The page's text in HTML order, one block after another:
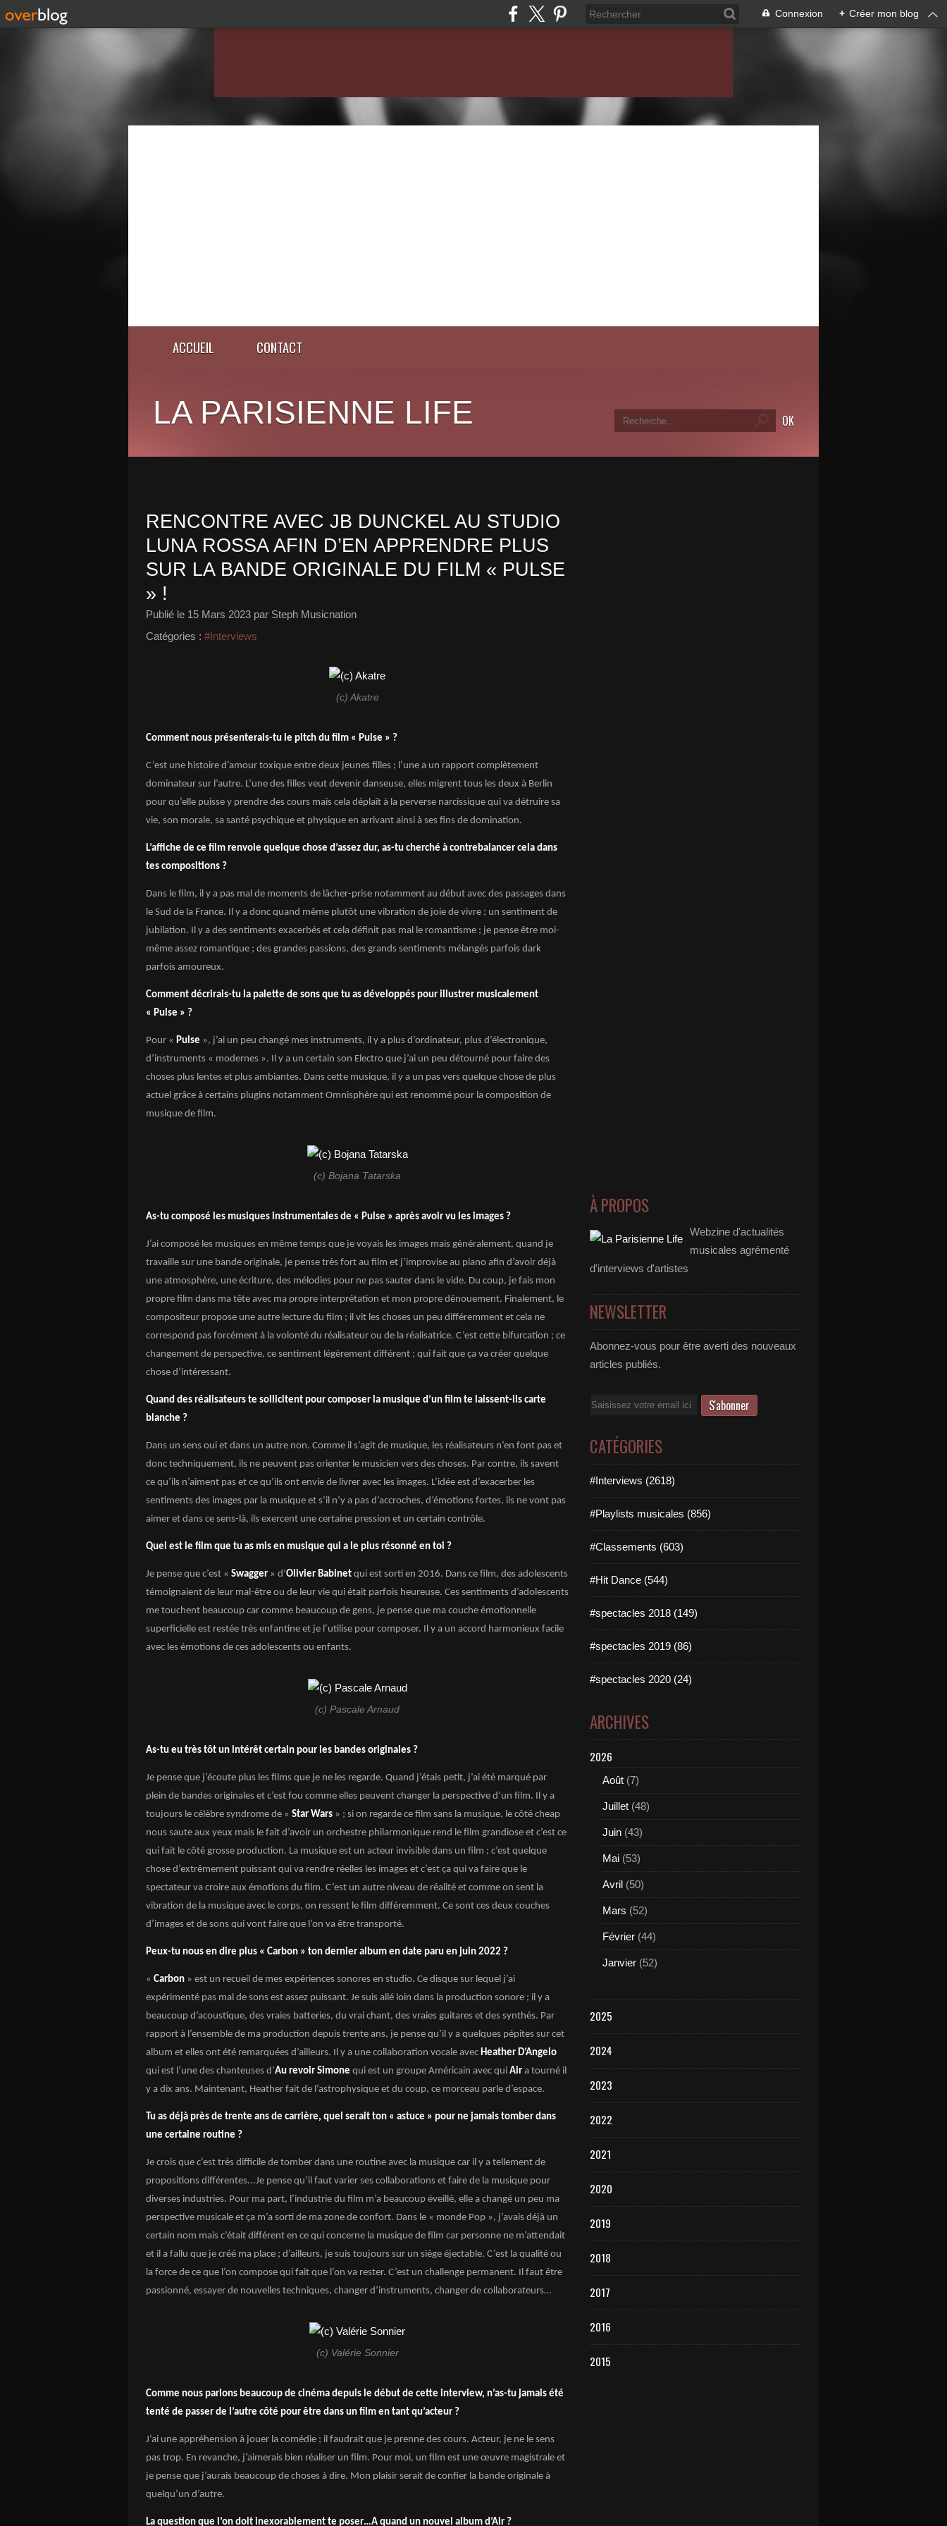
Connexion + Créer mon blog
ACCUEIL CONTACT
LA PARISIENNE LIFE
RENCONTRE AVEC JB DUNCKEL AU STUDIO
LUNA ROSSA AFIN D’EN APPRENDRE PLUS
SUR LA BANDE ORIGINALE DU FILM « PULSE
» !
Publié le 15 Mars 2023 par Steph Musicnation
Catégories : #Interviews
(c) Akatre
Comment nous présenterais-tu le pitch du film « Pulse » ?
C’est une histoire d’amour toxique entre deux jeunes filles ; l’une a un rapport complètement
dominateur sur l’autre. L’une des filles veut devenir danseuse, elles migrent tous les deux à Berlin
pour qu’elle puisse y prendre des cours mais cela déplaît à la perverse narcissique qui va détruire sa
vie, son morale, sa santé psychique et physique en arrivant ainsi à ses fins de domination.
L’affiche de ce film renvoie quelque chose d’assez dur, as-tu cherché à contrebalancer cela dans
tes compositions ?
Dans le film, il y a pas mal de moments de lâcher-prise notamment au début avec des passages dans
le Sud de la France. Il y a donc quand même plutôt une vibration de joie de vivre ; un sentiment de
jubilation. Il y a des sentiments exacerbés et cela définit pas mal le romantisme ; je pense être moi-
même assez romantique ; des grandes passions, des grands sentiments mélangés parfois dark
parfois amoureux.
Comment décrirais-tu la palette de sons que tu as développés pour illustrer musicalement
« Pulse » ?
Pour « Pulse », j’ai un peu changé mes instruments, il y a plus d’ordinateur, plus d’électronique,
d’instruments « modernes ». Il y a un certain son Electro que j’ai un peu détourné pour faire des
choses plus lentes et plus ambiantes. Dans cette musique, il y a un pas vers quelque chose de plus
actuel grâce à certains plugins notamment Omnisphère qui est renommé pour la composition de
musique de film.
(c) Bojana Tatarska
As-tu composé les musiques instrumentales de « Pulse » après avoir vu les images ?
J’ai composé les musiques en même temps que je voyais les images mais généralement, quand je
travaille sur une bande originale, je pense très fort au film et j’improvise au piano afin d’avoir déjà
une atmosphère, une écriture, des mélodies pour ne pas sauter dans le vide. Du coup, je fais mon
propre film dans ma tête avec ma propre interprétation et mon propre dénouement. Finalement, le
compositeur propose une autre lecture du film ; il vit les choses un peu différemment et cela ne
correspond pas forcément à la volonté du réalisateur ou de la réalisatrice. C’est cette bifurcation ; ce
changement de perspective, ce sentiment légèrement différent ; qui fait que ça va créer quelque
chose d’intéressant.
Quand des réalisateurs te sollicitent pour composer la musique d’un film te laissent-ils carte
blanche ?
Dans un sens oui et dans un autre non. Comme il s’agit de musique, les réalisateurs n’en font pas et
donc techniquement, ils ne peuvent pas orienter le musicien vers des choses. Par contre, ils savent
ce qu’ils n’aiment pas et ce qu’ils ont envie de livrer avec les images. L’idée est d’exacerber les
sentiments des images par la musique et s’il n’y a pas d’accroches, d’émotions fortes, ils ne vont pas
aimer et dans ce sens-là, ils exercent une certaine pression et un certain contrôle.
Quel est le film que tu as mis en musique qui a le plus résonné en toi ?
Je pense que c’est « Swagger » d’Olivier Babinet qui est sorti en 2016. Dans ce film, des adolescents
témoignaient de leur mal-être ou de leur vie qui était parfois heureuse. Ces sentiments d’adolescents
me touchent beaucoup car comme beaucoup de gens, je pense que ma couche émotionnelle
superficielle est restée très enfantine et je l’utilise pour composer. Il y a un accord harmonieux facile
avec les émotions de ces adolescents ou enfants.
(c) Pascale Arnaud
As-tu eu très tôt un intérêt certain pour les bandes originales ?
Je pense que j’écoute plus les films que je ne les regarde. Quand j’étais petit, j’ai été marqué par
plein de bandes originales et c’est fou comme elles peuvent changer la perspective d’un film. Il y a
toujours le célèbre syndrome de « Star Wars » ; si on regarde ce film sans la musique, le côté cheap
nous saute aux yeux mais le fait d’avoir un orchestre philarmonique rend le film grandiose et c’est ce
qui fait le côté grosse production. La musique est un acteur invisible dans un film ; c’est quelque
chose d’extrêmement puissant qui va rendre réelles les images et c’est ça qui va faire que le
spectateur va croire aux émotions du film. C’est un autre niveau de réalité et comme on sent la
vibration de la musique avec le corps, on ressent le film différemment. Ce sont ces deux couches
d’images et de sons qui vont faire que l’on va être transporté.
Peux-tu nous en dire plus « Carbon » ton dernier album en date paru en juin 2022 ?
« Carbon » est un recueil de mes expériences sonores en studio. Ce disque sur lequel j’ai
expérimenté pas mal de sons est assez puissant. Je suis allé loin dans la production sonore ; il y a
beaucoup d’acoustique, des vraies batteries, du vrai chant, des vraies guitares et des synthés. Par
rapport à l’ensemble de ma production depuis trente ans, je pense qu’il y a quelques pépites sur cet
album et elles ont été remarquées d’ailleurs. Il y a une collaboration vocale avec Heather D’Angelo
qui est l’une des chanteuses d’Au revoir Simone qui est un groupe Américain avec qui Air a tourné il
y a dix ans. Maintenant, Heather fait de l’astrophysique et du coup, ce morceau parle d’espace.
Tu as déjà près de trente ans de carrière, quel serait ton « astuce » pour ne jamais tomber dans
une certaine routine ?
Je crois que c’est très difficile de tomber dans une routine avec la musique car il y a tellement de
propositions différentes...Je pense qu’il faut varier ses collaborations et faire de la musique pour
diverses industries. Pour ma part, l’industrie du film m’a beaucoup éveillé, elle a changé un peu ma
perspective musicale et ça m’a sorti de ma zone de confort. Dans le « monde Pop », j’avais déjà un
certain nom mais c’était différent en ce qui concerne la musique de film car personne ne m’attendait
et il a fallu que je créé ma place ; d’ailleurs, je suis toujours sur un siège éjectable. C’est la qualité ou
la force de ce que l’on compose qui fait que l’on va rester. C’est un challenge permanent. Il faut être
passionné, essayer de nouvelles techniques, changer d’instruments, changer de collaborateurs…
(c) Valérie Sonnier
Comme nous parlons beaucoup de cinéma depuis le début de cette interview, n’as-tu jamais été
tenté de passer de l’autre côté pour être dans un film en tant qu’acteur ?
J’ai une appréhension à jouer la comédie ; il faudrait que je prenne des cours. Acteur, je ne le sens
pas trop. En revanche, j’aimerais bien réaliser un film. Pour moi, un film est une œuvre magistrale et
je pense que j’aurais beaucoup de choses à dire. Mon plaisir serait de confier la bande originale à
quelqu’un d’autre.
La question que l’on doit inexorablement te poser…A quand un nouvel album d’Air ?
À PROPOS
Webzine d'actualités
musicales agrémenté
d'interviews d'artistes
NEWSLETTER
Abonnez-vous pour être averti des nouveaux
articles publiés.
Email
CATÉGORIES
#Interviews (2618)
#Playlists musicales (856)
#Classements (603)
#Hit Dance (544)
#spectacles 2018 (149)
#spectacles 2019 (86)
#spectacles 2020 (24)
ARCHIVES
2026
Août (7)
Juillet (48)
Juin (43)
Mai (53)
Avril (50)
Mars (52)
Février (44)
Janvier (52)
2025
2024
2023
2022
2021
2020
2019
2018
2017
2016
2015